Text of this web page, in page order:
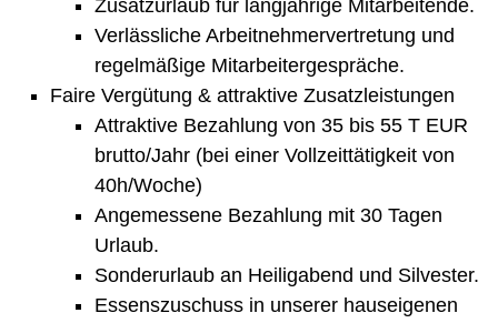
Zusatzurlaub für langjährige Mitarbeitende.
Verlässliche Arbeitnehmervertretung und
regelmäßige Mitarbeitergespräche.
Faire Vergütung & attraktive Zusatzleistungen
Attraktive Bezahlung von 35 bis 55 T EUR
brutto/Jahr (bei einer Vollzeittätigkeit von
40h/Woche)
Angemessene Bezahlung mit 30 Tagen
Urlaub.
Sonderurlaub an Heiligabend und Silvester.
Essenszuschuss in unserer hauseigenen